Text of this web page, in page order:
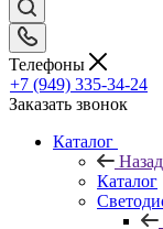
Телефоны
+7 (949) 335-34-24
Заказать звонок
Каталог
Назад
Каталог